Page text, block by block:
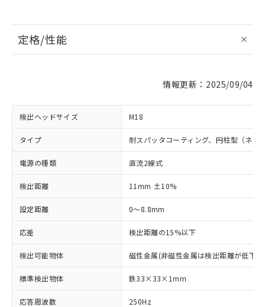
定格/性能
情報更新：2025/09/04
検出ヘッドサイズ M18
タイプ 耐スパッタコーティング、円柱型（ネジ
電源の種類 直流2線式
検出距離 11mm ±10%
設定距離 0～8.8mm
応差 検出距離の15%以下
検出可能物体 磁性金属(非磁性金属は検出距離が低下
標準検出物体 鉄33×33×1mm
応答周波数 250Hz